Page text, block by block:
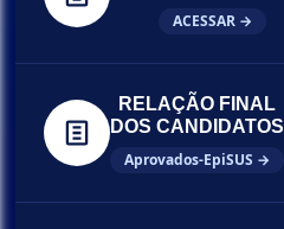
ACESSAR →
RELAÇÃO FINAL
DOS CANDIDATOS
Aprovados-EpiSUS →